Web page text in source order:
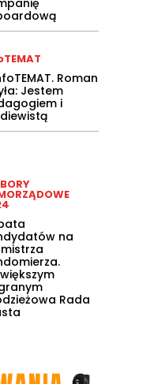
Roman
Jestem
i
na
Rada